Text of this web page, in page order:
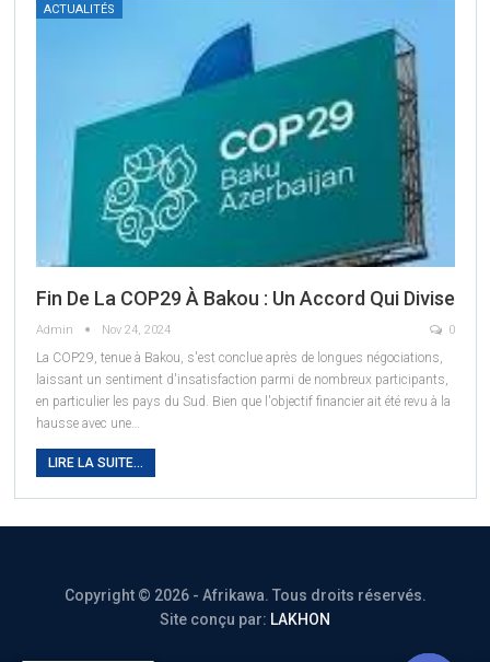
ACTUALITÉS
Fin De La COP29 À Bakou : Un Accord Qui Divise
Admin Nov 24, 2024 0
La COP29, tenue à Bakou, s'est conclue après de longues négociations,
laissant un sentiment d'insatisfaction parmi de nombreux participants,
en particulier les pays du Sud. Bien que l'objectif financier ait été revu à la
hausse avec une…
LIRE LA SUITE...
Copyright © 2026 - Afrikawa. Tous droits réservés.
Site conçu par: LAKHON